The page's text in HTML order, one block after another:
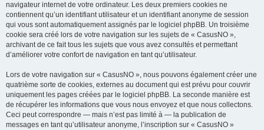
navigateur internet de votre ordinateur. Les deux premiers cookies ne
contiennent qu’un identifiant utilisateur et un identifiant anonyme de session
qui vous sont automatiquement assignés par le logiciel phpBB. Un troisième
cookie sera créé lors de votre navigation sur les sujets de « CasusNO »,
archivant de ce fait tous les sujets que vous avez consultés et permettant
d’améliorer votre confort de navigation en tant qu’utilisateur.
Lors de votre navigation sur « CasusNO », nous pouvons également créer une
quatrième sorte de cookies, externes au document qui est prévu pour couvrir
uniquement les pages créées par le logiciel phpBB. La seconde manière est
de récupérer les informations que vous nous envoyez et que nous collectons.
Ceci peut correspondre — mais n’est pas limité à — la publication de
messages en tant qu’utilisateur anonyme, l’inscription sur « CasusNO »